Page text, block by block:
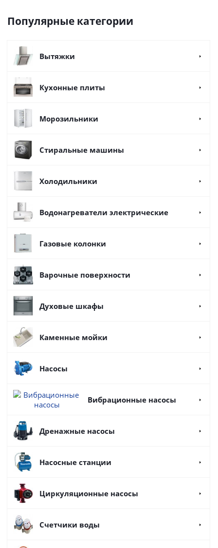
Популярные категории
Вытяжки
Кухонные плиты
Морозильники
Стиральные машины
Холодильники
Водонагреватели электрические
Газовые колонки
Варочные поверхности
Духовые шкафы
Каменные мойки
Насосы
Вибрационные насосы
Дренажные насосы
Насосные станции
Циркуляционные насосы
Счетчики воды